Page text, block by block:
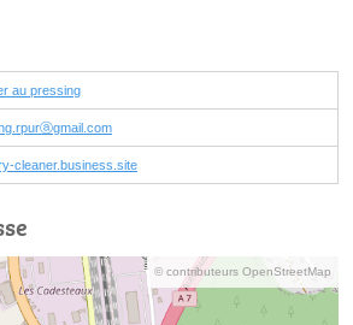
au pressing
cleaner.business.site
© contributeurs OpenStreetMap